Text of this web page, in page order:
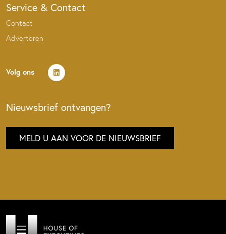
Service & Contact
Contact
Adverteren
Volg ons
Nieuwsbrief ontvangen?
MELD U AAN VOOR DE NIEUWSBRIEF